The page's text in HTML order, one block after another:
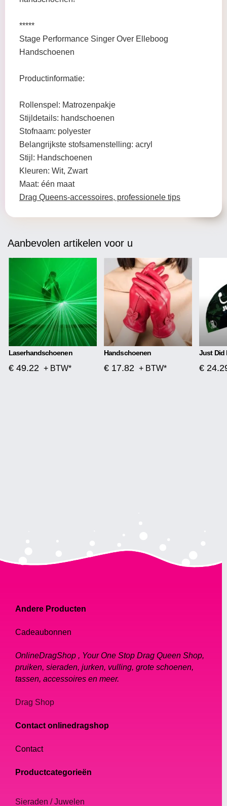
*****
Stage Performance Singer Over Elleboog
Handschoenen
Productinformatie:
Rollenspel: Matrozenpakje
Stijldetails: handschoenen
Stofnaam: polyester
Belangrijkste stofsamenstelling: acryl
Stijl: Handschoenen
Kleuren: Wit, Zwart
Maat: één maat
Drag Queens-accessoires, professionele tips
Aanbevolen artikelen voor u
Laserhandschoenen
€ 49.22 + BTW*
Handschoenen
€ 17.82 + BTW*
Just Did
€
Andere Producten
Cadeaubonnen
OnlineDragShop , Your One Stop Drag Queen Shop,
pruiken, sieraden, jurken, vulling, grote schoenen,
tassen, accessoires en meer.
Drag Shop
Contact onlinedragshop
Contact
Productcategorieën
Sieraden / Juwelen